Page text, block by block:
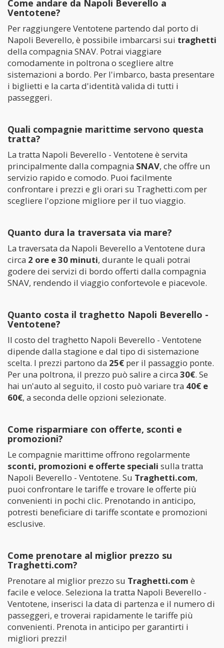
Come andare da Napoli Beverello a
Ventotene?
Per raggiungere Ventotene partendo dal porto di
Napoli Beverello, è possibile imbarcarsi sui traghetti
della compagnia SNAV. Potrai viaggiare
comodamente in poltrona o scegliere altre
sistemazioni a bordo. Per l'imbarco, basta presentare
i biglietti e la carta d'identità valida di tutti i
passeggeri.
Quali compagnie marittime servono questa
tratta?
La tratta Napoli Beverello - Ventotene è servita
principalmente dalla compagnia SNAV, che offre un
servizio rapido e comodo. Puoi facilmente
confrontare i prezzi e gli orari su Traghetti.com per
scegliere l'opzione migliore per il tuo viaggio.
Quanto dura la traversata via mare?
La traversata da Napoli Beverello a Ventotene dura
circa 2 ore e 30 minuti, durante le quali potrai
godere dei servizi di bordo offerti dalla compagnia
SNAV, rendendo il viaggio confortevole e piacevole.
Quanto costa il traghetto Napoli Beverello -
Ventotene?
Il costo del traghetto Napoli Beverello - Ventotene
dipende dalla stagione e dal tipo di sistemazione
scelta. I prezzi partono da 25€ per il passaggio ponte.
Per una poltrona, il prezzo può salire a circa 30€. Se
hai un'auto al seguito, il costo può variare tra 40€ e
60€, a seconda delle opzioni selezionate.
Come risparmiare con offerte, sconti e
promozioni?
Le compagnie marittime offrono regolarmente
sconti, promozioni e offerte speciali sulla tratta
Napoli Beverello - Ventotene. Su Traghetti.com,
puoi confrontare le tariffe e trovare le offerte più
convenienti in pochi clic. Prenotando in anticipo,
potresti beneficiare di tariffe scontate e promozioni
esclusive.
Come prenotare al miglior prezzo su
Traghetti.com?
Prenotare al miglior prezzo su Traghetti.com è
facile e veloce. Seleziona la tratta Napoli Beverello -
Ventotene, inserisci la data di partenza e il numero di
passeggeri, e troverai rapidamente le tariffe più
convenienti. Prenota in anticipo per garantirti i
migliori prezzi!